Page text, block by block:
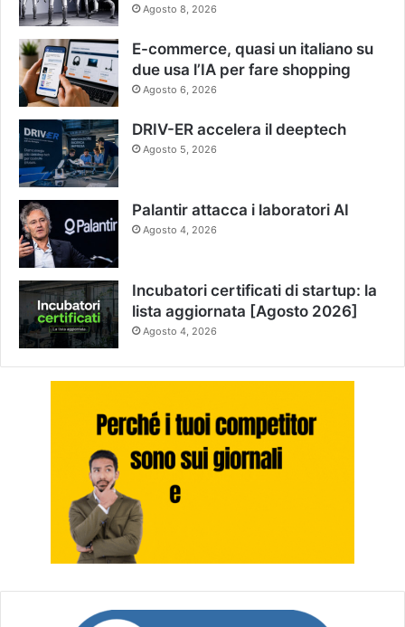
Agosto 8, 2026
E-commerce, quasi un italiano su
due usa l’IA per fare shopping
Agosto 6, 2026
DRIV-ER accelera il deeptech
Agosto 5, 2026
Palantir attacca i laboratori AI
Agosto 4, 2026
Incubatori certificati di startup: la
lista aggiornata [Agosto 2026]
Agosto 4, 2026